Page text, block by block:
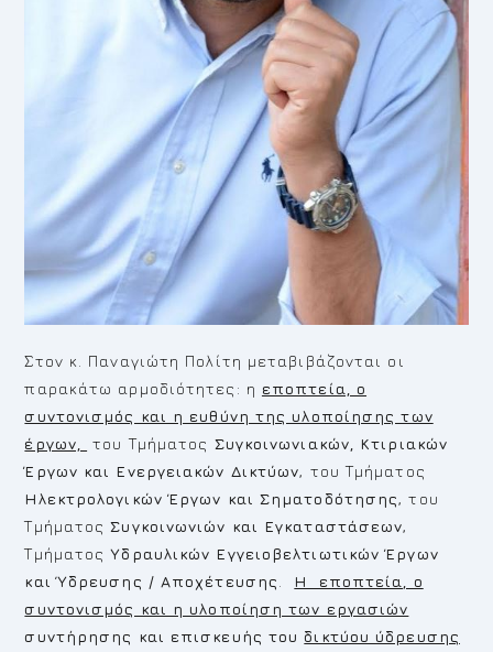
Στον κ. Παναγιώτη Πολίτη μεταβιβάζονται οι
παρακάτω αρμοδιότητες: η εποπτεία, ο
συντονισμός και η ευθύνη της υλοποίησης των
έργων,
του Τμήματος Συγκοινωνιακών, Κτιριακών
Έργων και Ενεργειακών Δικτύων, του Τμήματος
Ηλεκτρολογικών Έργων και Σηματοδότησης, του
Τμήματος Συγκοινωνιών και Εγκαταστάσεων,
Τμήματος Υδραυλικών Εγγειοβελτιωτικών Έργων
και Ύδρευσης / Αποχέτευσης
Η εποπτεία, ο
συντονισμός και η υλοποίηση των εργασιών
συντήρησης και επισκευής τουδικτύου ύδρευσης